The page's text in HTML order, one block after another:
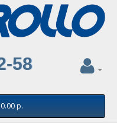
58
р.